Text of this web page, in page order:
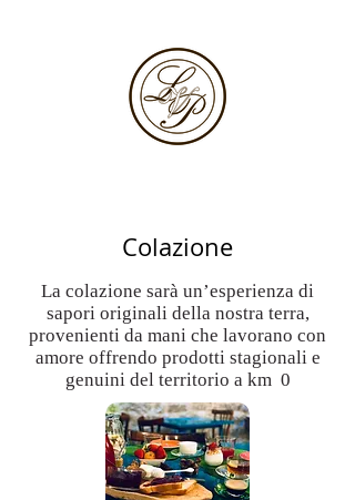
Colazione
La colazione sarà un’esperienza di
sapori originali della nostra terra,
provenienti da mani che lavorano con
amore offrendo prodotti stagionali e
genuini del territorio a km 0